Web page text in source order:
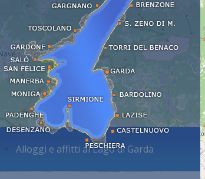
Alloggi e affitti al Lago di Garda